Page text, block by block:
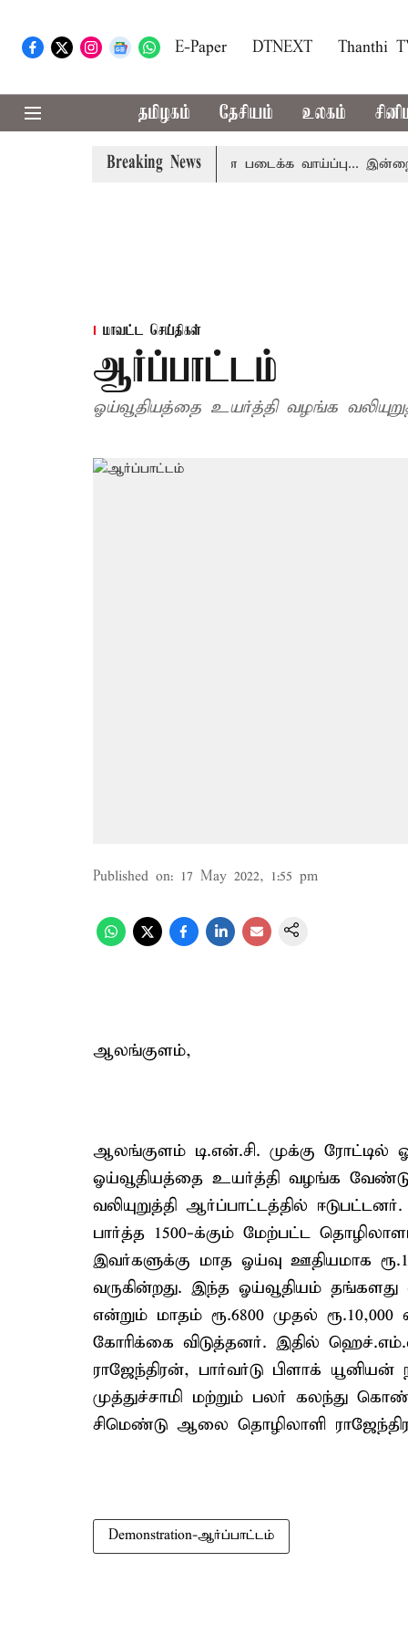
E-Paper DTNEXT Thanthi
தமிழகம் தேசியம் உலகம்
Breaking News
தொழிலில் சாதனை படைக்க வாய்ப்பு... இன்றைய
மாவட்ட செய்திகள்
ஆர்ப்பாட்டம்
ஓய்வூதியத்தை உயர்த்தி வழங்க
Published on: 17 May 2022, 1:55 pm
ஆலங்குளம்,
ஆலங்குளம் டி.என்.சி. முக்கு
ஓய்வூதியத்தை உயர்த்தி வழங்க
வலியுறுத்தி ஆர்ப்பாட்டத்தில்
பார்த்த 1500-க்கும் மேற்பட்ட
இவர்களுக்கு மாத ஓய்வு ஊதியமாக
வருகின்றது. இந்த ஓய்வூதியம்
என்றும் மாதம் ரூ.6800 முதல்
கோரிக்கை விடுத்தனர். இதில்
ராஜேந்திரன், பார்வர்டு பிளாக் யூனியன்
முத்துச்சாமி மற்றும் பலர் கலந்து
சிமெண்டு ஆலை தொழிலாளி
Demonstration-ஆர்ப்பாட்டம்